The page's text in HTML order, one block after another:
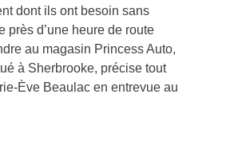
dont ils ont besoin sans
près d’une heure de route
au magasin Princess Auto,
à Sherbrooke, précise tout
Ève Beaulac en entrevue au